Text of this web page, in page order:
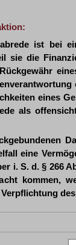
ist bei
sie die
eines
als
eine
i. S. d. § 266
kommen,